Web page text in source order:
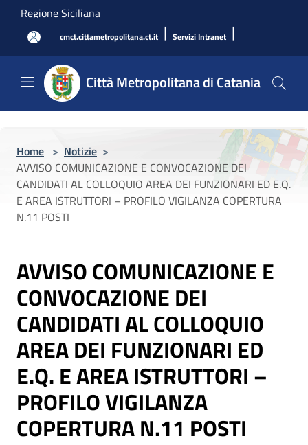
Salta al contenuto principale
Regione Siciliana
cmct.cittametropolitana.ct.it | Servizi Intranet |
Città Metropolitana di Catania
Home > Notizie >
AVVISO COMUNICAZIONE E CONVOCAZIONE DEI
CANDIDATI AL COLLOQUIO AREA DEI FUNZIONARI ED E.Q.
E AREA ISTRUTTORI – PROFILO VIGILANZA COPERTURA
N.11 POSTI
AVVISO COMUNICAZIONE E
CONVOCAZIONE DEI
CANDIDATI AL COLLOQUIO
AREA DEI FUNZIONARI ED
E.Q. E AREA ISTRUTTORI –
PROFILO VIGILANZA
COPERTURA N.11 POSTI